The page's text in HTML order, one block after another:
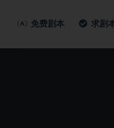
免费剧本 求剧